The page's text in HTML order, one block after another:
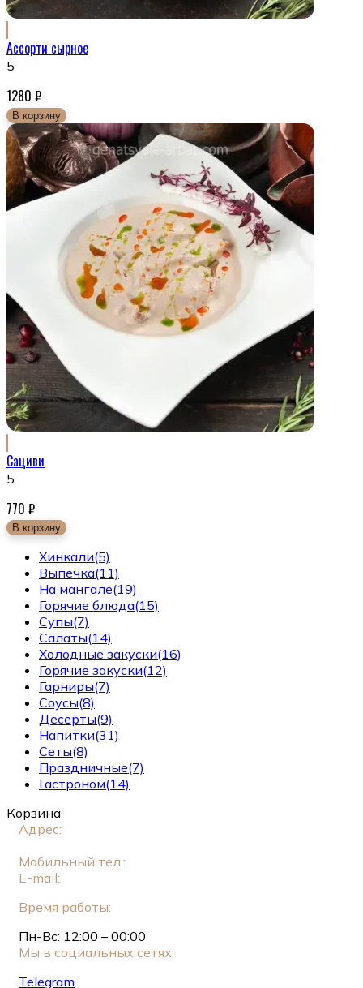
Ассорти сырное
5
1280 ₽
В корзину
Сациви
5
770 ₽
В корзину
Хинкали(5)
Выпечка(11)
На мангале(19)
Горячие блюда(15)
Супы(7)
Салаты(14)
Холодные закуски(16)
Горячие закуски(12)
Гарниры(7)
Соусы(8)
Десерты(9)
Напитки(31)
Сеты(8)
Праздничные(7)
Гастроном(14)
Корзина
Адрес:
Мобильный тел.:
E-mail:
Время работы:
Пн-Вс: 12:00 – 00:00
Мы в социальных сетях:
Telegram